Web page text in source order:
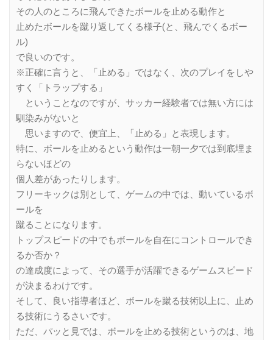
その人のところに飛んできたボールを止める動作と
止めたボールを蹴り返してくる様子(と、飛んでくるボー
ル)
で良いのです。
※正確に言うと、「止める」ではなく、次のプレイをしや
すく「トラップする」
ということなのですが、サッカー経験者では無い方には
馴染みがないと
思いますので、便宜上、「止める」と表現します。
特に、ボールを止めるという動作は一朝一夕では到底埋ま
らないほどの
個人差があったりします。
フリーキックは別として、ゲームの中では、動いているボ
ールを
蹴ることになります。
トップスピードの中でもボールを自在にコントロールでき
るか否か？
の達成度によって、その選手が活躍できるゲームスピード
が決まるわけです。
そして、良い指導者ほど、ボールを蹴る技術以上に、止め
る技術にうるさいです。
ただ、パッと見では、ボールを止める技術というのは、地